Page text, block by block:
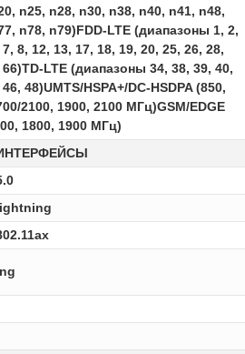
n25, n28, n30, n38, n40, n41, n48,
n78, n79)FDD-LTE (диапазоны 1, 2,
8, 12, 13, 17, 18, 19, 20, 25, 26, 28,
(диапазоны 34, 38, 39, 40,
48)UMTS/HSPA+/DC-HSDPA (850,
2100, 1900, 2100 МГц)GSM/EDGE
1800, 1900 МГц)